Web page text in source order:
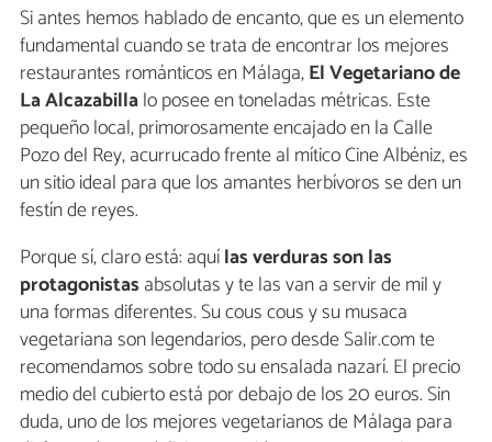
Si antes hemos hablado de encanto, que es un elemento
fundamental cuando se trata de encontrar los mejores
restaurantes románticos en Málaga,El Vegetariano de
La Alcazabillalo posee en toneladas métricas. Este
pequeño local, primorosamente encajado en la Calle
Pozo del Rey, acurrucado frente al mítico Cine Albéniz, es
un sitio ideal para que los amantes herbívoros se den un
festín de reyes.
Porque sí, claro está: aquílas verduras son las
protagonistas absolutas y te las van a servir de mil y
una formas diferentes. Su cous cous y su musaca
vegetariana son legendarios, pero desde Salir.com te
recomendamos sobre todo su ensalada nazarí. El precio
medio del cubierto está por debajo de los 20 euros. Sin
duda, uno de los mejores vegetarianos de Málaga para